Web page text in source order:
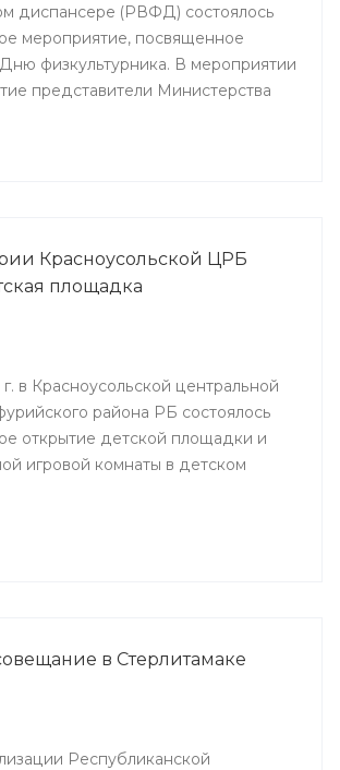
диспансере (РВФД) состоялось
мероприятие, посвященное
физкультурника. В мероприятии
представители Министерства
и медицинский персонал РВФД,
Красноусольской ЦРБ
площадка
г. в Красноусольской центральной
района РБ состоялось
открытие детской площадки и
игровой комнаты в детском
в Стерлитамаке
Республиканской